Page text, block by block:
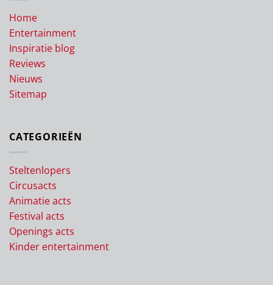
Home
Entertainment
Inspiratie blog
Reviews
Nieuws
Sitemap
CATEGORIEËN
Steltenlopers
Circusacts
Animatie acts
Festival acts
Openings acts
Kinder entertainment